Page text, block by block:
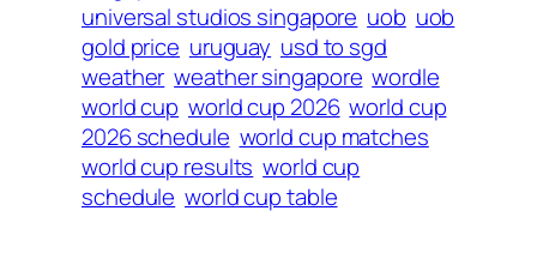
universal studios singapore uob uob
gold price uruguay usd to sgd
weather weather singapore wordle
world cup world cup 2026 world cup
2026 schedule world cup matches
world cup results world cup
schedule world cup table